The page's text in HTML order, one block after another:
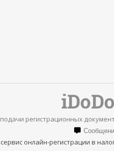
регистрационных
онлайн-регистрации в